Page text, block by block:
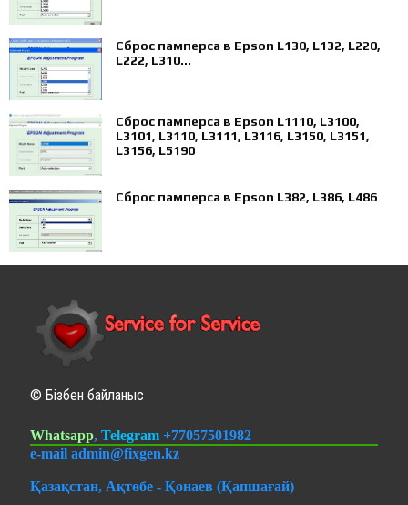
Сброс памперса в Epson L130, L132, L220,
L222, L310...
Сброс памперса в Epson L1110, L3100,
L3101, L3110, L3111, L3116, L3150, L3151,
L3156, L5190
Сброс памперса в Epson L382, L386, L486
© Бізбен байланыс
Whatsapp, Telegram +77057501982
e-mail admin@fixgen.kz
Қазақстан, Ақтөбе - Қонаев (Қапшағай)